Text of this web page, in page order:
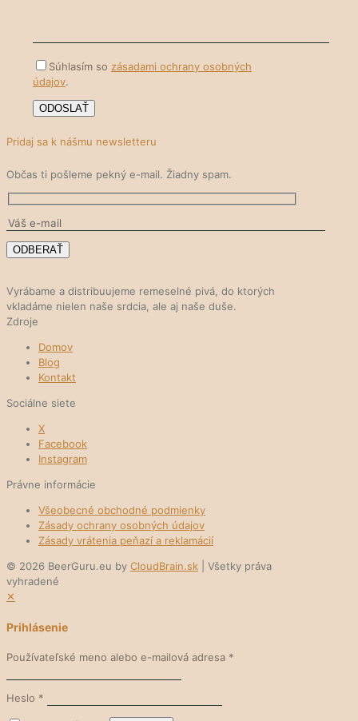
Súhlasím so zásadami ochrany osobných
údajov.
Pridaj sa k nášmu newsletteru
Občas ti pošleme pekný e-mail. Žiadny spam.
Vyrábame a distribuujeme remeselné pivá, do ktorých
vkladáme nielen naše srdcia, ale aj naše duše.
Zdroje
Domov
Blog
Kontakt
Sociálne siete
X
Facebook
Instagram
Právne informácie
Všeobecné obchodné podmienky
Zásady ochrany osobných údajov
Zásady vrátenia peňazí a reklamácií
© 2026 BeerGuru.eu by CloudBrain.sk | Všetky práva
vyhradené
✕
Prihlásenie
Používateľské meno alebo e-mailová adresa *
Heslo *